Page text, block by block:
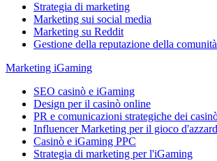
Strategia di marketing
Marketing sui social media
Marketing su Reddit
Gestione della reputazione della comunità
Marketing iGaming
SEO casinò e iGaming
Design per il casinò online
PR e comunicazioni strategiche dei
Influencer Marketing per il gioco
Casinò e iGaming PPC
Strategia di marketing per l'iGaming